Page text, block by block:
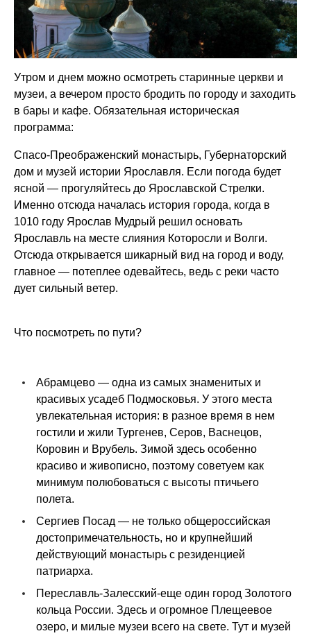
Утром и днем можно осмотреть старинные церкви и
музеи, а вечером просто бродить по городу и заходить
в бары и кафе. Обязательная историческая
программа:
Спасо-Преображенский монастырь, Губернаторский
дом и музей истории Ярославля. Если погода будет
ясной — прогуляйтесь до Ярославской Стрелки.
Именно отсюда началась история города, когда в
1010 году Ярослав Мудрый решил основать
Ярославль на месте слияния Которосли и Волги.
Отсюда открывается шикарный вид на город и воду,
главное — потеплее одевайтесь, ведь с реки часто
дует сильный ветер.
Что посмотреть по пути?
Абрамцево — одна из самых знаменитых и
красивых усадеб Подмосковья. У этого места
увлекательная история: в разное время в нем
гостили и жили Тургенев, Серов, Васнецов,
Коровин и Врубель. Зимой здесь особенно
красиво и живописно, поэтому советуем как
минимум полюбоваться с высоты птичьего
полета.
Сергиев Посад — не только общероссийская
достопримечательность, но и крупнейший
действующий монастырь с резиденцией
патриарха.
Переславль-Залесский-еще один город Золотого
кольца России. Здесь и огромное Плещеевое
озеро, и милые музеи всего на свете. Тут и музей